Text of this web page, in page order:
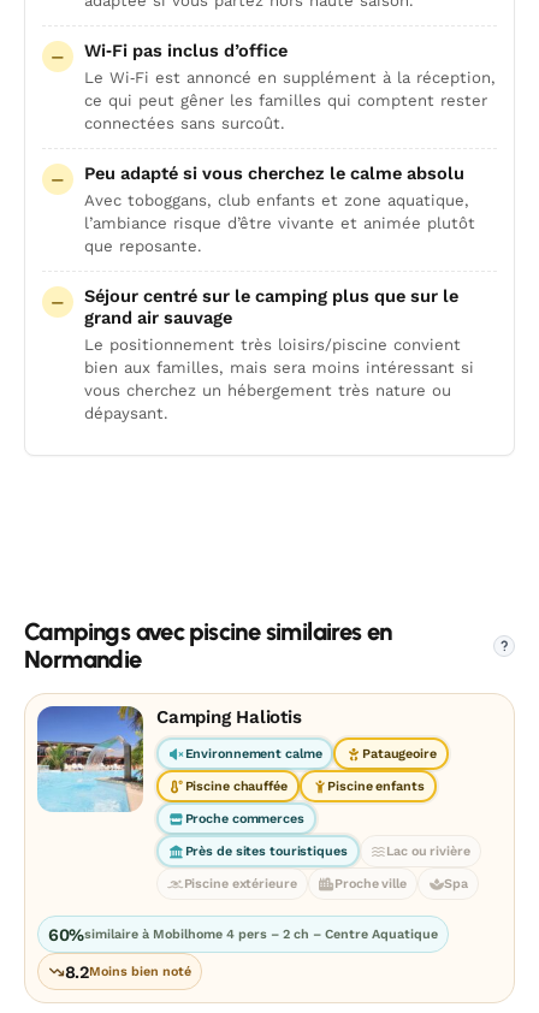
Wi‑Fi pas inclus d’office
Le Wi‑Fi est annoncé en supplément à la réception,
ce qui peut gêner les familles qui comptent rester
connectées sans surcoût.
Peu adapté si vous cherchez le calme absolu
Avec toboggans, club enfants et zone aquatique,
l’ambiance risque d’être vivante et animée plutôt
que reposante.
Séjour centré sur le camping plus que sur le
grand air sauvage
Le positionnement très loisirs/piscine convient
bien aux familles, mais sera moins intéressant si
vous cherchez un hébergement très nature ou
dépaysant.
Campings avec piscine similaires en
Normandie
?
Camping Haliotis
Environnement calme Pataugeoire
Piscine chauffée Piscine enfants
Proche commerces
Près de sites touristiques Lac ou rivière
Piscine extérieure Proche ville Spa
60%similaire à Mobilhome 4 pers – 2 ch – Centre Aquatique
8.2Moins bien noté